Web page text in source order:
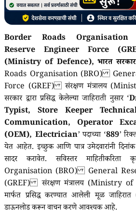
Border Roads
Reserve Engineer Force
(Ministry of Defence), भारत सरकार
Roads Organisation (BRO)
Force (GREF) संरक्षण मंत्रालय
सरकार द्वारा प्रसिद्ध केलेल्या जाहिराती नुसार ‘
Typist, Store Keeper
Communication, Operator
(OEM), Electrician’ पदाच्या ‘889’
येत आहेत. इच्छुक आणि पात्र उमेदवारांनी
सादर करावेत. सविस्तर
Organisation (BRO) General
(GREF) संरक्षण मंत्रालय (Ministry of
मार्फत प्रसिद्ध करण्यात आलेली मूळ
डाऊनलोड करून वाचन करणे आवश्यक आहे.